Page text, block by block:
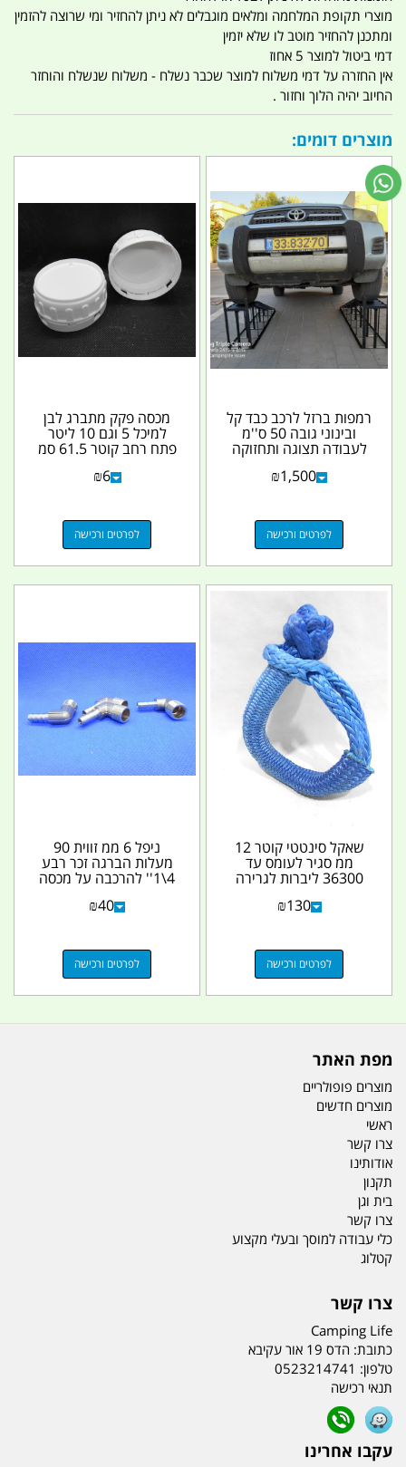
מוצרי תקופת המלחמה ומלאים מוגבלים לא ניתן להחזיר ומי שרוצה להזמין
ומתכנן להחזיר מוטב לו שלא יזמין
דמי ביטול למוצר 5 אחוז
אין החזרה על דמי משלוח למוצר שכבר נשלח - משלוח שנשלח והוחזר
החיוב יהיה הלוך וחזור .
מוצרים דומים:
רמפות ברזל לרכב כבד קל
ובינוני גובה 50 ס''מ
לעבודה תצוגה ותחזוקה
₪1,500
לפרטים ורכישה
מכסה פקק מתברג לבן
למיכל 5 וגם 10 ליטר
פתח רחב קוטר 61.5 סמ
₪6
לפרטים ורכישה
שאקל סינטטי קוטר 12
ממ סגיר לעומס עד
36300 ליברות לגרירה
₪130
לפרטים ורכישה
ניפל 6 ממ זווית 90
מעלות הברגה זכר רבע
4\1'' להרכבה על מכסה
₪40
לפרטים ורכישה
מפת האתר
מוצרים פופולריים
מוצרים חדשים
ראשי
צרו קשר
אודותינו
תקנון
בית וגן
צרו קשר
כלי עבודה למוסך ובעלי מקצוע
קטלוג
צרו קשר
Camping Life
כתובת: הדס 19 אור עקיבא
טלפון: 0523214741
תנאי רכישה
עקבו אחרינו